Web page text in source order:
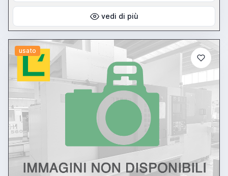
vedi di più
usato